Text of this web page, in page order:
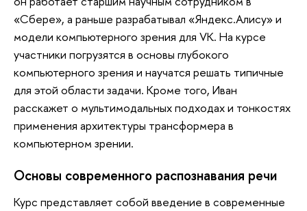
«Сбере», а раньше разрабатывал «Яндекс.Алису» и
модели компьютерного зрения для VK. На курсе
участники погрузятся в основы глубокого
компьютерного зрения и научатся решать типичные
для этой области задачи. Кроме того, Иван
расскажет о мультимодальных подходах и тонкостях
применения архитектуры трансформера в
компьютерном зрении.
Основы современного распознавания речи
Курс представляет собой введение в современные